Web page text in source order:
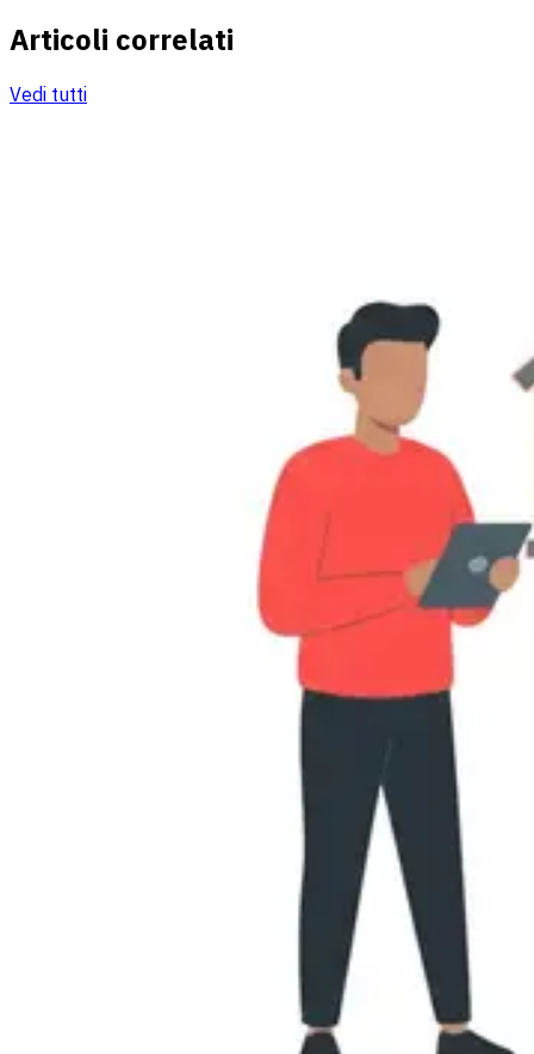
Articoli correlati
Vedi tutti